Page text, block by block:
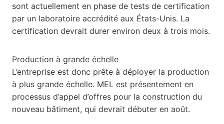
sont actuellement en phase de tests de certification
par un laboratoire accrédité aux États-Unis. La
certification devrait durer environ deux à trois mois.
Production à grande échelle
L’entreprise est donc prête à déployer la production
à plus grande échelle. MEL est présentement en
processus d’appel d’offres pour la construction du
nouveau bâtiment, qui devrait débuter en août.